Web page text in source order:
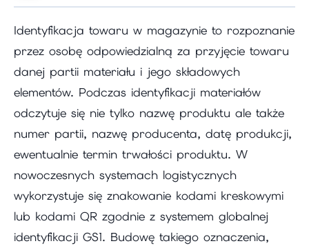
Identyfikacja towaru w magazynie to rozpoznanie
przez osobę odpowiedzialną za przyjęcie towaru
danej partii materiału i jego składowych
elementów. Podczas identyfikacji materiałów
odczytuje się nie tylko nazwę produktu ale także
numer partii, nazwę producenta, datę produkcji,
ewentualnie termin trwałości produktu. W
nowoczesnych systemach logistycznych
wykorzystuje się znakowanie kodami kreskowymi
lub kodami QR zgodnie z systemem globalnej
identyfikacji GS1. Budowę takiego oznaczenia,